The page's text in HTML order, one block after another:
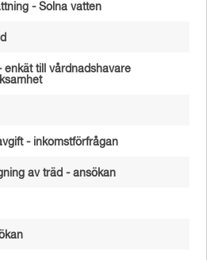
- Solna vatten
enkät till vårdnadshavare
- inkomstförfrågan
av träd - ansökan